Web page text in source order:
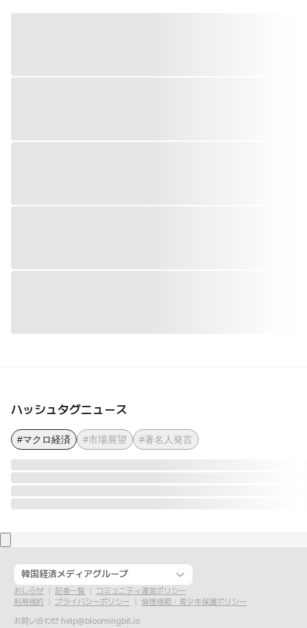
ハッシュタグニュース
#マクロ経済 #市場展望 #著名人発言
韓国経済メディアグループ
おしらせ 記者一覧
コミュニティ運営ポリシー
利用規約
プライバシーポリシー
倫理規範・青少年保護ポリシー
お問い合わせ help@bloomingbit.io